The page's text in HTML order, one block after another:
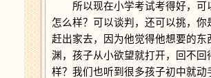
所以现在小学考试考得好，可
怎么样？可以谈判，还可以挑，
赶出家去，因为他觉得他想要的
渊，孩子从小欲望就打开，回不
样？我们也听到很多孩子初中就